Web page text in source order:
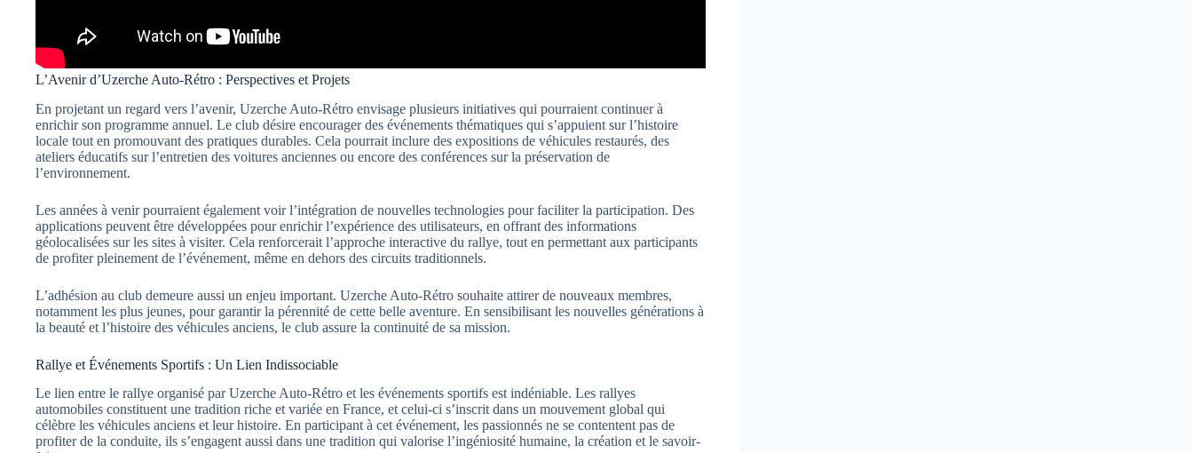
L’Avenir d’Uzerche Auto-Rétro : Perspectives et Projets
En projetant un regard vers l’avenir, Uzerche Auto-Rétro envisage plusieurs initiatives qui pourraient continuer à
enrichir son programme annuel. Le club désire encourager des événements thématiques qui s’appuient sur l’histoire
locale tout en promouvant des pratiques durables. Cela pourrait inclure des expositions de véhicules restaurés, des
ateliers éducatifs sur l’entretien des voitures anciennes ou encore des conférences sur la préservation de
l’environnement.
Les années à venir pourraient également voir l’intégration de nouvelles technologies pour faciliter la participation. Des
applications peuvent être développées pour enrichir l’expérience des utilisateurs, en offrant des informations
géolocalisées sur les sites à visiter. Cela renforcerait l’approche interactive du rallye, tout en permettant aux participants
de profiter pleinement de l’événement, même en dehors des circuits traditionnels.
L’adhésion au club demeure aussi un enjeu important. Uzerche Auto-Rétro souhaite attirer de nouveaux membres,
notamment les plus jeunes, pour garantir la pérennité de cette belle aventure. En sensibilisant les nouvelles générations à
la beauté et l’histoire des véhicules anciens, le club assure la continuité de sa mission.
Rallye et Événements Sportifs : Un Lien Indissociable
Le lien entre le rallye organisé par Uzerche Auto-Rétro et les événements sportifs est indéniable. Les rallyes
automobiles constituent une tradition riche et variée en France, et celui-ci s’inscrit dans un mouvement global qui
célèbre les véhicules anciens et leur histoire. En participant à cet événement, les passionnés ne se contentent pas de
profiter de la conduite, ils s’engagent aussi dans une tradition qui valorise l’ingéniosité humaine, la création et le savoir-